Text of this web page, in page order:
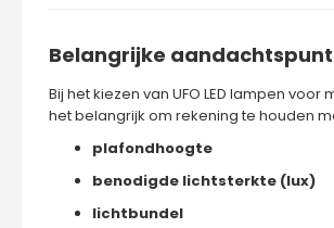
Belangrijke
Bij het kiezen van UFO LED lampen voor
het belangrijk om rekening te houden
plafondhoogte
benodigde lichtsterkte (lux)
lichtbundel